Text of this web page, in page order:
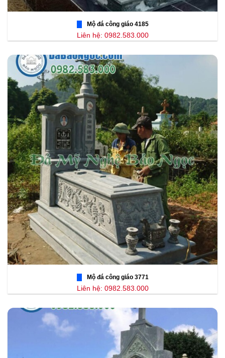
Mộ đá công giáo 4185
Liên hệ: 0982.583.000
Mộ đá công giáo 3771
Liên hệ: 0982.583.000